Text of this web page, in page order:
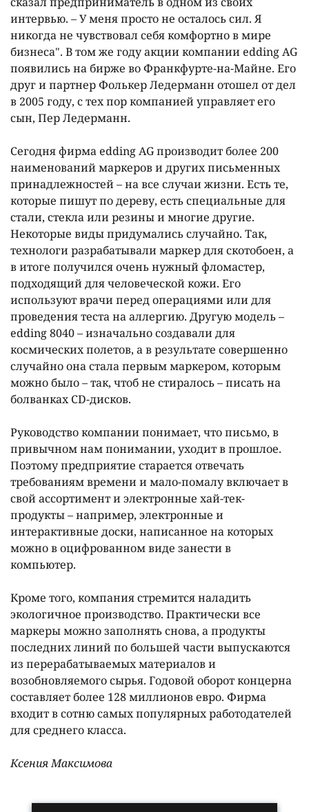
интервью. – У меня просто не осталось сил. Я
никогда не чувствовал себя комфортно в мире
бизнеса". В том же году акции компании edding AG
появились на бирже во Франкфурте-на-Майне. Его
друг и партнер Фолькер Ледерманн отошел от дел
в 2005 году, с тех пор компанией управляет его
сын, Пер Ледерманн.
Сегодня фирма edding AG производит более 200
наименований маркеров и других письменных
принадлежностей – на все случаи жизни. Есть те,
которые пишут по дереву, есть специальные для
стали, стекла или резины и многие другие.
Некоторые виды придумались случайно. Так,
технологи разрабатывали маркер для скотобоен, а
в итоге получился очень нужный фломастер,
подходящий для человеческой кожи. Его
используют врачи перед операциями или для
проведения теста на аллергию. Другую модель –
edding 8040 – изначально создавали для
космических полетов, а в результате совершенно
случайно она стала первым маркером, которым
можно было – так, чтоб не стиралось – писать на
болванках CD-дисков.
Руководство компании понимает, что письмо, в
привычном нам понимании, уходит в прошлое.
Поэтому предприятие старается отвечать
требованиям времени и мало-помалу включает в
свой ассортимент и электронные хай-тек-
продукты – например, электронные и
интерактивные доски, написанное на которых
можно в оцифрованном виде занести в
компьютер.
Кроме того, компания стремится наладить
экологичное производство. Практически все
маркеры можно заполнять снова, а продукты
последних линий по большей части выпускаются
из перерабатываемых материалов и
возобновляемого сырья. Годовой оборот концерна
составляет более 128 миллионов евро. Фирма
входит в сотню самых популярных работодателей
для среднего класса.
Ксения Максимова